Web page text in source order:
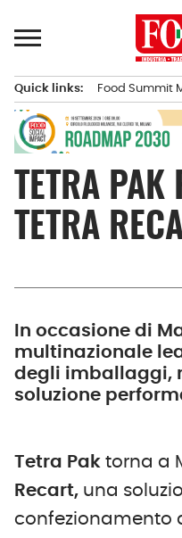
al
principale
Quick links: Food Summit
TETRA
TETRA
In occasione di
multinazionale
degli imballaggi,
soluzione
Tetra Pak torna a
Recart, una
confezionamento